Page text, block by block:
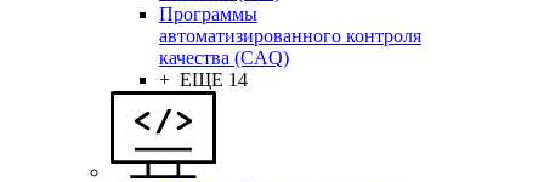
Программы
автоматизированного контроля
качества (CAQ)
+ ЕЩЕ 14